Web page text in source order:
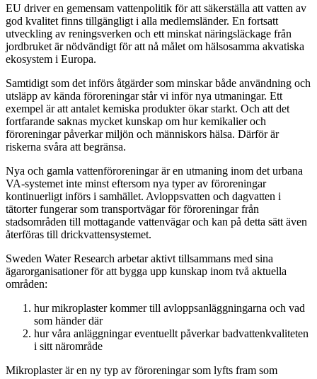
EU driver en gemensam vattenpolitik för att säkerställa att vatten av
god kvalitet finns tillgängligt i alla medlemsländer. En fortsatt
utveckling av reningsverken och ett minskat näringsläckage från
jordbruket är nödvändigt för att nå målet om hälsosamma akvatiska
ekosystem i Europa.
Samtidigt som det införs åtgärder som minskar både användning och
utsläpp av kända föroreningar står vi inför nya utmaningar. Ett
exempel är att antalet kemiska produkter ökar starkt. Och att det
fortfarande saknas mycket kunskap om hur kemikalier och
föroreningar påverkar miljön och människors hälsa. Därför är
riskerna svåra att begränsa.
Nya och gamla vattenföroreningar är en utmaning inom det urbana
VA-systemet inte minst eftersom nya typer av föroreningar
kontinuerligt införs i samhället. Avloppsvatten och dagvatten i
tätorter fungerar som transportvägar för föroreningar från
stadsområden till mottagande vattenvägar och kan på detta sätt även
återföras till drickvattensystemet.
Sweden Water Research arbetar aktivt tillsammans med sina
ägarorganisationer för att bygga upp kunskap inom två aktuella
områden:
hur mikroplaster kommer till avloppsanläggningarna och vad
som händer där
hur våra anläggningar eventuellt påverkar badvattenkvaliteten
i sitt närområde
Mikroplaster är en ny typ av föroreningar som lyfts fram som